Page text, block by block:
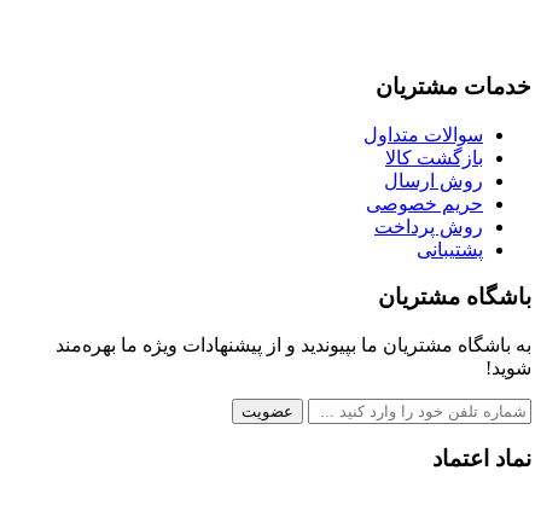
خدمات مشتریان
سوالات متداول
بازگشت کالا
روش ارسال
حریم خصوصی
روش پرداخت
پشتیبانی
باشگاه مشتریان
به باشگاه مشتریان ما بپیوندید و از پیشنهادات ویژه ما بهره‌مند
شوید!
عضویت
نماد اعتماد